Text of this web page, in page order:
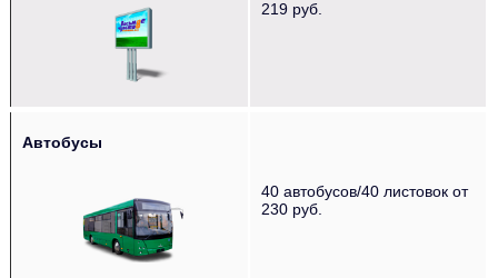
219 руб.
Автобусы
40 автобусов/40 листовок от
230 руб.